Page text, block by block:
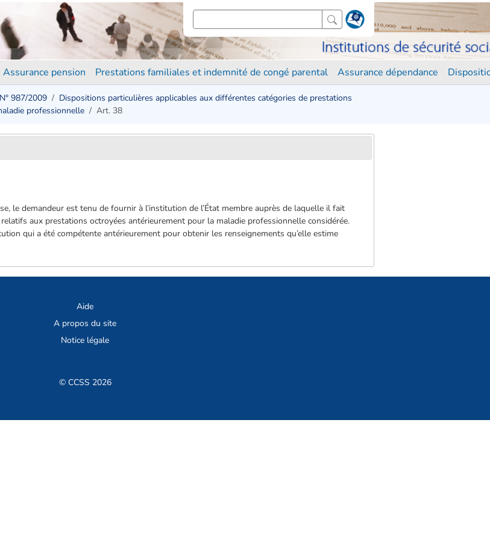
Assurance pension Prestations familiales et indemnité de congé parental Assurance dépendance
987/2009
Dispositions particulières applicables aux différentes catégories de prestations
professionnelle
Art. 38
le demandeur est tenu de fournir à l’institution de l’État membre auprès de laquelle il fait
aux prestations octroyées antérieurement pour la maladie professionnelle considérée.
qui a été compétente antérieurement pour obtenir les renseignements qu’elle estime
Aide
A propos du site
Notice légale
© CCSS 2026